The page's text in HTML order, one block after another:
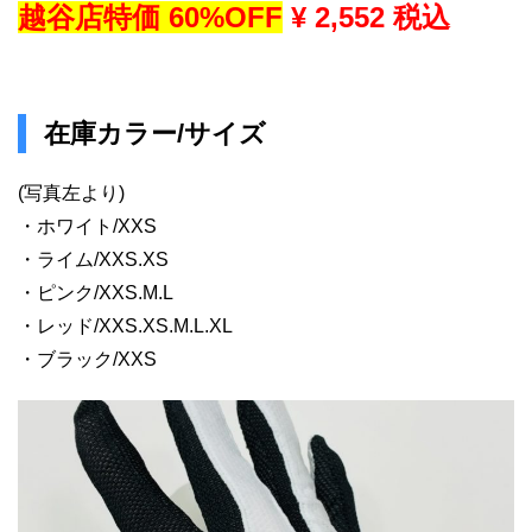
越谷店特価 60%OFF ¥ 2,552 税込
在庫カラー/サイズ
(写真左より)
・ホワイト/XXS
・ライム/XXS.XS
・ピンク/XXS.M.L
・レッド/XXS.XS.M.L.XL
・ブラック/XXS